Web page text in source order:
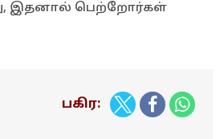
இதனால் பெற்றோர்கள்
பகிர: